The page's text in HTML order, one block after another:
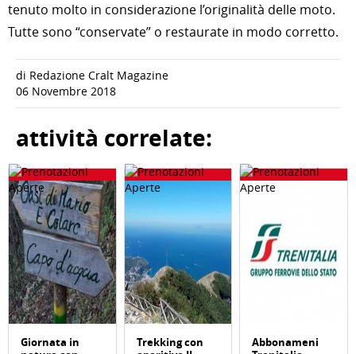
tenuto molto in considerazione l’originalità delle moto.
Tutte sono “conservate” o restaurate in modo corretto.
di Redazione Cralt Magazine
06 Novembre 2018
attività correlate:
Giornata in
Trekking con
Abbonameni